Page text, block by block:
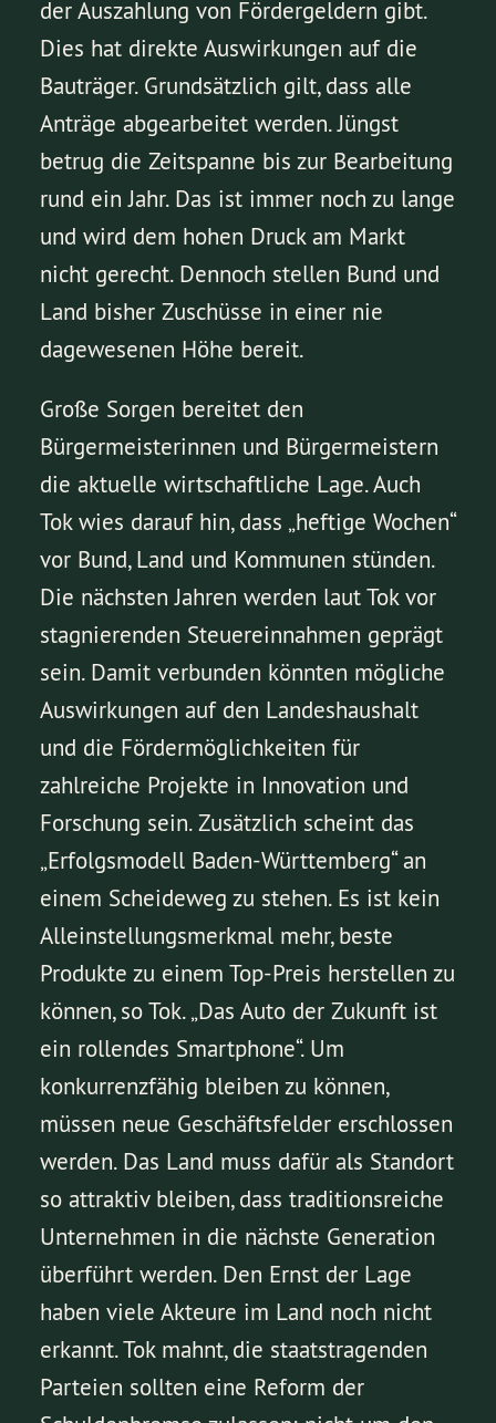
der Auszahlung von Fördergeldern gibt.
Dies hat direkte Auswirkungen auf die
Bauträger. Grundsätzlich gilt, dass alle
Anträge abgearbeitet werden. Jüngst
betrug die Zeitspanne bis zur Bearbeitung
rund ein Jahr. Das ist immer noch zu lange
und wird dem hohen Druck am Markt
nicht gerecht. Dennoch stellen Bund und
Land bisher Zuschüsse in einer nie
dagewesenen Höhe bereit.
Große Sorgen bereitet den
Bürgermeisterinnen und Bürgermeistern
die aktuelle wirtschaftliche Lage. Auch
Tok wies darauf hin, dass „heftige Wochen“
vor Bund, Land und Kommunen stünden.
Die nächsten Jahren werden laut Tok vor
stagnierenden Steuereinnahmen geprägt
sein. Damit verbunden könnten mögliche
Auswirkungen auf den Landeshaushalt
und die Fördermöglichkeiten für
zahlreiche Projekte in Innovation und
Forschung sein. Zusätzlich scheint das
„Erfolgsmodell Baden-Württemberg“ an
einem Scheideweg zu stehen. Es ist kein
Alleinstellungsmerkmal mehr, beste
Produkte zu einem Top-Preis herstellen zu
können, so Tok. „Das Auto der Zukunft ist
ein rollendes Smartphone“. Um
konkurrenzfähig bleiben zu können,
müssen neue Geschäftsfelder erschlossen
werden. Das Land muss dafür als Standort
so attraktiv bleiben, dass traditionsreiche
Unternehmen in die nächste Generation
überführt werden. Den Ernst der Lage
haben viele Akteure im Land noch nicht
erkannt. Tok mahnt, die staatstragenden
Parteien sollten eine Reform der